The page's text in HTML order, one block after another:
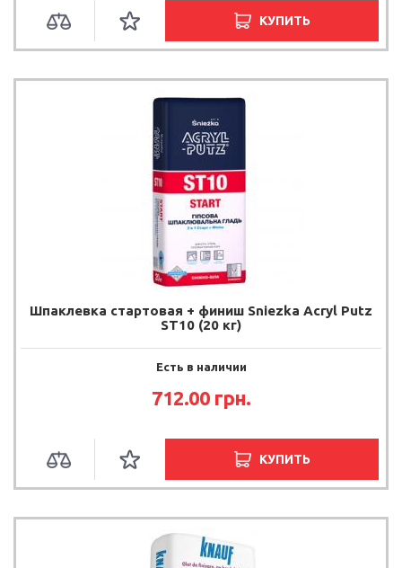
КУПИТЬ
Шпаклевка стартовая + финиш Sniezka Acryl Putz
ST10 (20 кг)
Есть в наличии
712.00 грн.
КУПИТЬ